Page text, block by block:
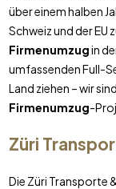
über einem halben
Schweiz und der EU
Firmenumzugin
umfassenden Full-
Land ziehen – wir
Firmenumzug-
Züri
Die Züri Transporte